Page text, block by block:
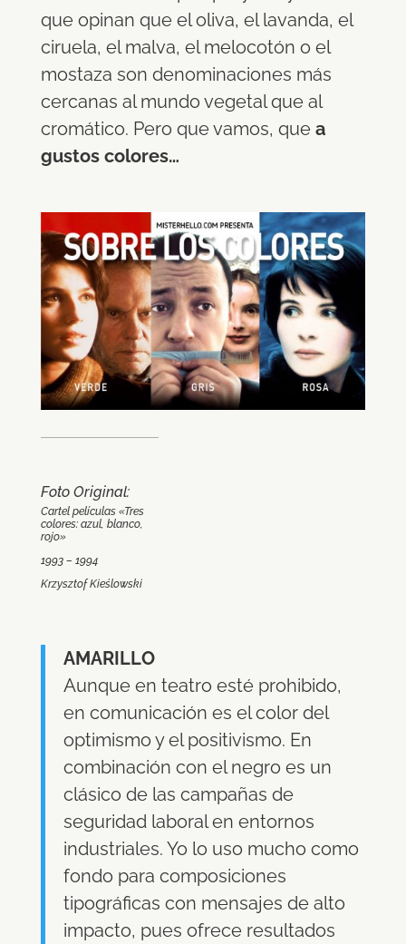
que opinan que el oliva, el lavanda, el
ciruela, el malva, el melocotón o el
mostaza son denominaciones más
cercanas al mundo vegetal que al
cromático. Pero que vamos, que a
gustos colores…
Foto Original:
Cartel películas «Tres
colores: azul, blanco,
rojo»
1993 – 1994
Krzysztof Kieślowski
AMARILLO
Aunque en teatro esté prohibido,
en comunicación es el color del
optimismo y el positivismo. En
combinación con el negro es un
clásico de las campañas de
seguridad laboral en entornos
industriales. Yo lo uso mucho como
fondo para composiciones
tipográficas con mensajes de alto
impacto, pues ofrece resultados